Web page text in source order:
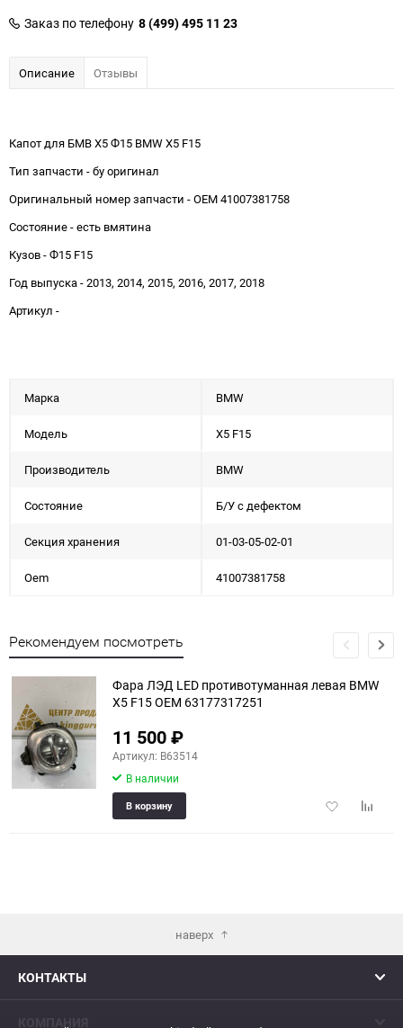
Заказ по телефону 8 (499) 495 11 23
Описание Отзывы
Капот для БМВ Х5 Ф15 BMW X5 F15
Тип запчасти - бу оригинал
Оригинальный номер запчасти - OEM 41007381758
Состояние - есть вмятина
Кузов - Ф15 F15
Год выпуска - 2013, 2014, 2015, 2016, 2017, 2018
Артикул -
Марка BMW
Модель X5 F15
Производитель BMW
Состояние Б/У с дефектом
Секция хранения 01-03-05-02-01
Oem 41007381758
Рекомендуем посмотреть
еще 2 фото
Фара ЛЭД LED противотуманная левая BMW
X5 F15 OEM 63177317251
11 500₽
Артикул: B63514
В наличии
Добавить
В корзину
наверх
КОНТАКТЫ